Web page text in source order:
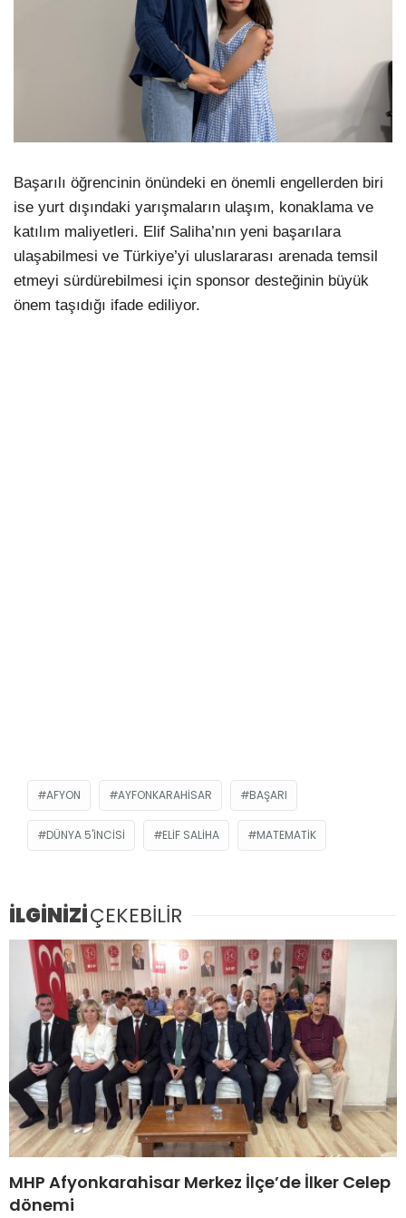
Başarılı öğrencinin önündeki en önemli engellerden biri
ise yurt dışındaki yarışmaların ulaşım, konaklama ve
katılım maliyetleri. Elif Saliha’nın yeni başarılara
ulaşabilmesi ve Türkiye’yi uluslararası arenada temsil
etmeyi sürdürebilmesi için sponsor desteğinin büyük
önem taşıdığı ifade ediliyor.
AFYON AYFONKARAHISAR BAŞARI
DÜNYA 5'INCISI ELIF SALIHA MATEMATIK
İLGİNİZİÇEKEBİLİR
MHP Afyonkarahisar Merkez İlçe’de İlker Celep
dönemi